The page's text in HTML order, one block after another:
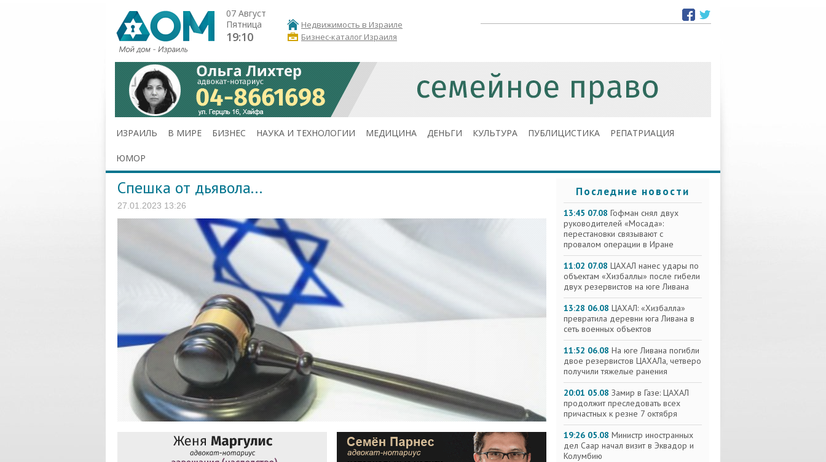
07 Август
Пятница
19:10
Недвижимость в Израиле
Бизнес-каталог Израиля
ИЗРАИЛЬ В МИРЕ БИЗНЕС НАУКА И ТЕХНОЛОГИИ МЕДИЦИНА ДЕНЬГИ КУЛЬТУРА ПУБЛИЦИСТИКА РЕПАТРИАЦИЯ
ЮМОР
Спешка от дьявола...
27.01.2023 13:26
Последние новости
13:45 07.08 Гофман снял двух
руководителей «Мосада»:
перестановки связывают с
провалом операции в Иране
11:02 07.08 ЦАХАЛ нанес удары по
объектам «Хизбаллы» после гибели
двух резервистов на юге Ливана
13:28 06.08 ЦАХАЛ: «Хизбалла»
превратила деревни юга Ливана в
сеть военных объектов
11:52 06.08 На юге Ливана погибли
двое резервистов ЦАХАЛа, четверо
получили тяжелые ранения
20:01 05.08 Замир в Газе: ЦАХАЛ
продолжит преследовать всех
причастных к резне 7 октября
19:26 05.08 Министр иностранных
дел Саар начал визит в Эквадор и
Колумбию